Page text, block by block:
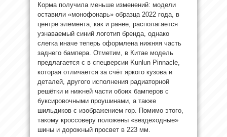
Корма получила меньше изменений: модели
оставили «монофонарь» образца 2022 года, в
центре элемента, как и ранее, располагается
узнаваемый синий логотип бренда, однако
слегка иначе теперь оформлена нижняя часть
заднего бампера. Отметим, в Китае модель
предлагается с в спецверсии Kunlun Pinnacle,
которая отличается за счёт яркого кузова и
деталей, другого исполнения радиаторной
решётки и нижней части обоих бамперов с
буксировочными проушинами, а также
шильдиков с изображением гор. Помимо этого,
такому кроссоверу положены «вездеходные»
шины и дорожный просвет в 223 мм.